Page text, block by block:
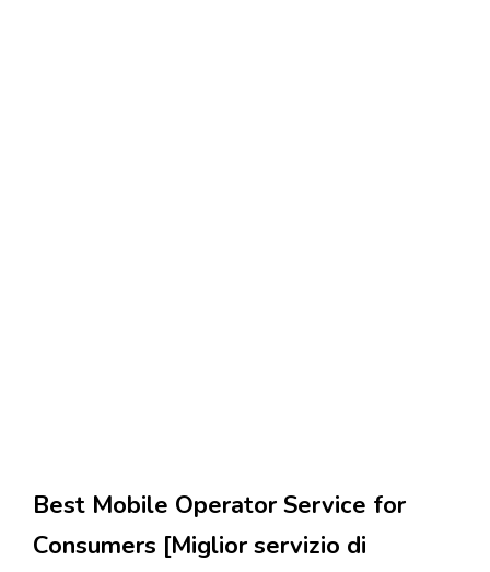
Best Mobile Operator Service for
Consumers [Miglior servizio di